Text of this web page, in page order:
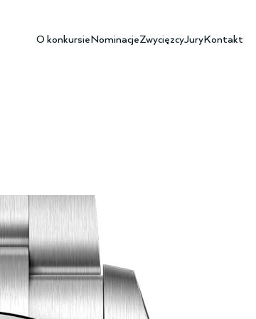
O konkursieNominacjeZwycięzcyJuryKontakt